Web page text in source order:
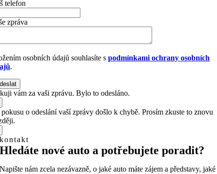
telefon
zpráva
osobních údajů souhlasíte spodmínkami ochrany osobních
.
vám za vaši zprávu. Bylo to odesláno.
o odeslání vaší zprávy došlo k chybě. Prosím zkuste to znovu
kontakt
Hledáte nové auto a potřebujete poradit?
Napište nám zcela nezávazně, o jaké auto máte zájem a představy, jaké